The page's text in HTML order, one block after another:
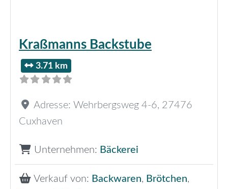
Kraßmanns Backstube
3.71 km
Adresse: Wehrbergsweg 4-6, 27476
Cuxhaven
Unternehmen: Bäckerei
Verkauf von: Backwaren, Brötchen,